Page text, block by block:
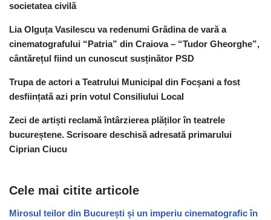
societatea civilă
Lia Olguța Vasilescu va redenumi Grădina de vară a
cinematografului “Patria” din Craiova – “Tudor Gheorghe”,
cântărețul fiind un cunoscut susținător PSD
Trupa de actori a Teatrului Municipal din Focșani a fost
desființată azi prin votul Consiliului Local
Zeci de artiști reclamă întârzierea plăților în teatrele
bucureștene. Scrisoare deschisă adresată primarului
Ciprian Ciucu
Cele mai citite articole
Mirosul teilor din București și un imperiu cinematografic în